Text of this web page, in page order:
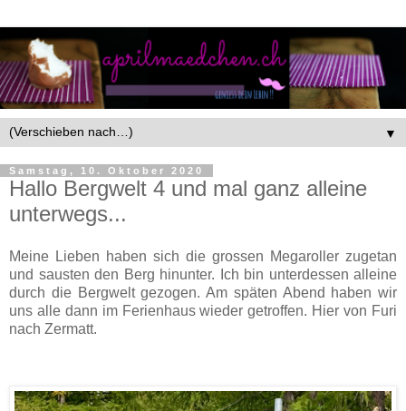
▼
Samstag, 10. Oktober 2020
Hallo Bergwelt 4 und mal ganz alleine
unterwegs...
Meine Lieben haben sich die grossen Megaroller zugetan
und sausten den Berg hinunter. Ich bin unterdessen alleine
durch die Bergwelt gezogen. Am späten Abend haben wir
uns alle dann im Ferienhaus wieder getroffen. Hier von Furi
nach Zermatt.